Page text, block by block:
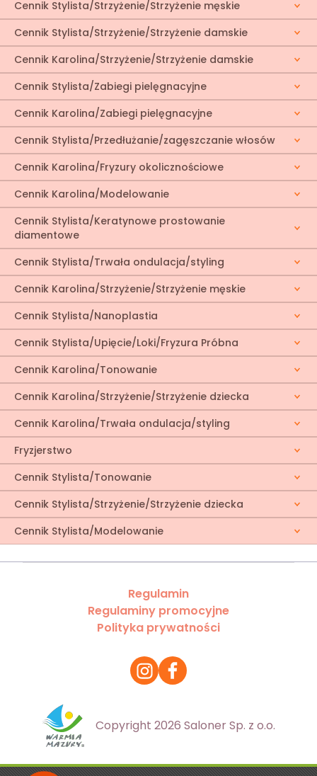
Cennik Stylista/Strzyżenie/Strzyżenie męskie
Cennik Stylista/Strzyżenie/Strzyżenie damskie
Cennik Karolina/Strzyżenie/Strzyżenie damskie
Cennik Stylista/Zabiegi pielęgnacyjne
Cennik Karolina/Zabiegi pielęgnacyjne
Cennik Stylista/Przedłużanie/zagęszczanie włosów
Cennik Karolina/Fryzury okolicznościowe
Cennik Karolina/Modelowanie
Cennik Stylista/Keratynowe prostowanie
diamentowe
Cennik Stylista/Trwała ondulacja/styling
Cennik Karolina/Strzyżenie/Strzyżenie męskie
Cennik Stylista/Nanoplastia
Cennik Stylista/Upięcie/Loki/Fryzura Próbna
Cennik Karolina/Tonowanie
Cennik Karolina/Strzyżenie/Strzyżenie dziecka
Cennik Karolina/Trwała ondulacja/styling
Fryzjerstwo
Cennik Stylista/Tonowanie
Cennik Stylista/Strzyżenie/Strzyżenie dziecka
Cennik Stylista/Modelowanie
Regulamin
Regulaminy promocyjne
Polityka prywatności
Copyright 2026 Saloner Sp. z o.o.